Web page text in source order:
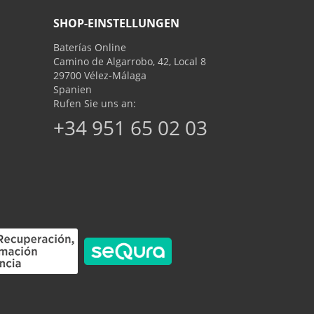
SHOP-EINSTELLUNGEN
Baterías Online
Camino de Algarrobo, 42, Local 8
29700 Vélez-Málaga
Spanien
Rufen Sie uns an:
+34 951 65 02 03